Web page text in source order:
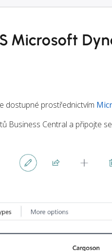
Microsoft
dostupné prostřednictvím
Business Central a připojte